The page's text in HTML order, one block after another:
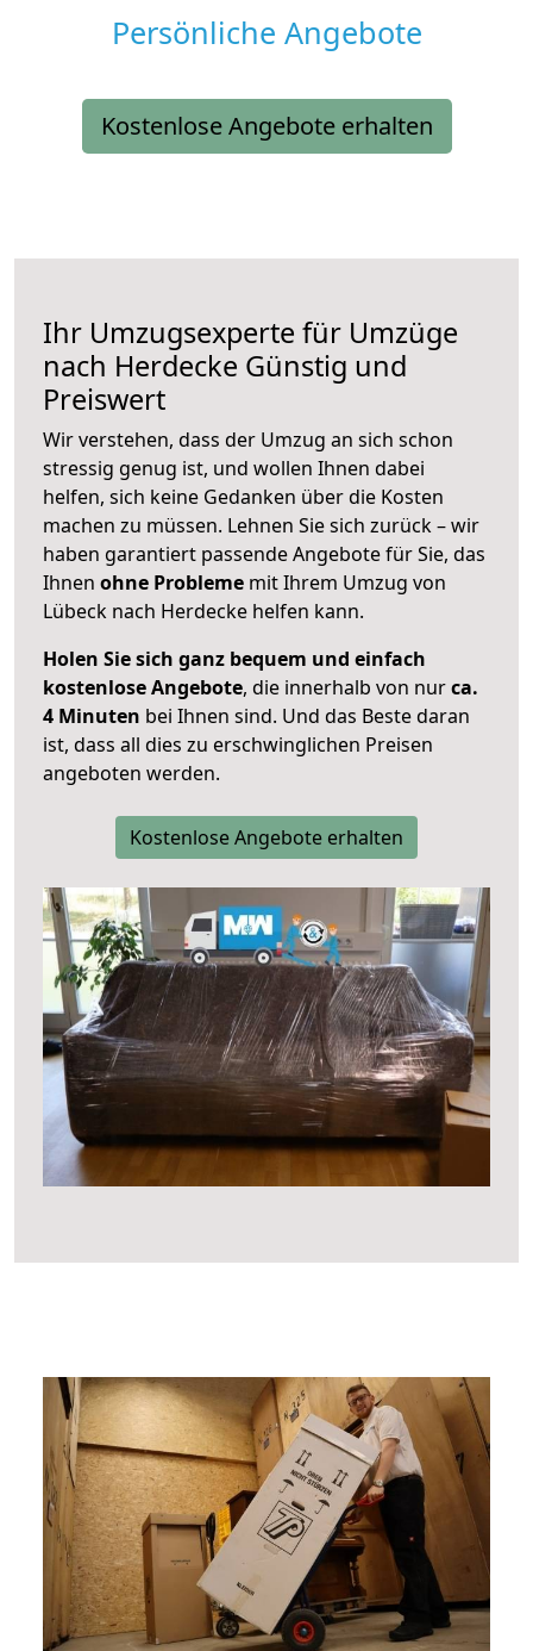
Persönliche Angebote
Kostenlose Angebote erhalten
Ihr Umzugsexperte für Umzüge
nach Herdecke Günstig und
Preiswert
Wir verstehen, dass der Umzug an sich schon
stressig genug ist, und wollen Ihnen dabei
helfen, sich keine Gedanken über die Kosten
machen zu müssen. Lehnen Sie sich zurück – wir
haben garantiert passende Angebote für Sie, das
Ihnen ohne Probleme mit Ihrem Umzug von
Lübeck nach Herdecke helfen kann.
Holen Sie sich ganz bequem und einfach
kostenlose Angebote, die innerhalb von nurca.
4 Minuten bei Ihnen sind. Und das Beste daran
ist, dass all dies zu erschwinglichen Preisen
angeboten werden.
Kostenlose Angebote erhalten